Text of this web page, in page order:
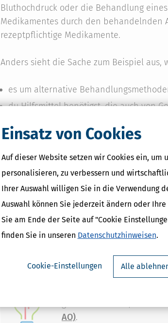
Einsatz von Cookies
Auf dieser Website setzen wir Cookies ein, um
personalisieren, zu verbessern und
Ihrer Auswahl willigen Sie in die Verwendung
Auswahl können Sie jederzeit ändern oder
Sie am Ende der Seite auf "Cookie
finden Sie in unseren Datenschutzhinweisen.
Cookie-Einstellungen Alle
Bluthochdruck oder die Behandlung
Medikamentes durch den behandelnden
rezeptpflichtige Medikamente.
Anders sieht die Sache zum Beispiel aus,
es um alternative
du Hilfsmittel benötigst, die auch von
du dich an einem Ort aufhalten musst,
in einem Sanatorium oder zur
In diesen Situationen reicht dem
Deshalb will es ein Gutachten des
Dienstes der Krankenversicherung (kurz:
immer(!!!) vor der Maßnahme besorgen.
Wenn du in der
Maßnahme zum Amtsarzt
die Kosten trotzdem
die Gründe vor, die dich
gehindert haben, und
AO).